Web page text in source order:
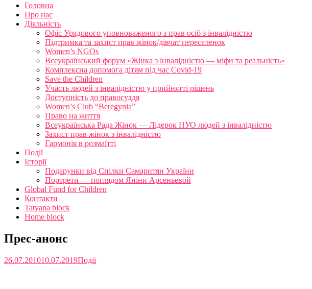
Головна
Про нас
Діяльність
Офіс Урядового уповноваженого з прав осіб з інвалідністю
Підтримка та захист прав жінок/дівчат переселенок
Women’s NGOs
Всеукраїнський форум «Жінка з інвалідністю — міфи та реальність»
Комплексна допомога дітям під час Covid-19
Save the Children
Участь людей з інвалідністю у прийнятті рішень
Доступність до правосуддя
Women’s Club “Beregynia”
Право на життя
Всеукраїнська Рада Жінок — Лідерок НУО людей з інвалідністю
Захист прав жінок з інвалідністю
Гармонія в розмаїтті
Події
Історії
Подарунки від Спілки Самаритян України
Портрети — поглядом Яніни Арсеньевой
Global Fund for Children
Контакти
Tatyana block
Home block
Прес-анонс
26.07.201010.07.2019Події